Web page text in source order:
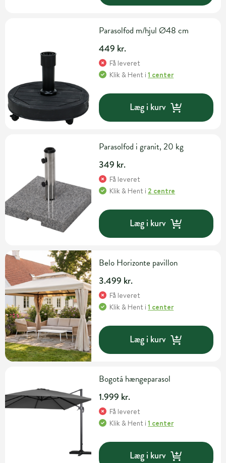
Parasolfod m/hjul Ø48 cm
449 kr.
Få leveret
Klik & Hent i1 center
Læg i kurv
Parasolfod i granit, 20 kg
349 kr.
Få leveret
Klik & Hent i2 centre
Læg i kurv
Belo Horizonte pavillon
3.499 kr.
Få leveret
Klik & Hent i1 center
Læg i kurv
Bogotá hængeparasol
1.999 kr.
Få leveret
Klik & Hent i1 center
Læg i kurv